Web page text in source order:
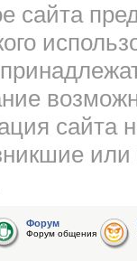
сайта
сайта
или
Форум
Форум общения